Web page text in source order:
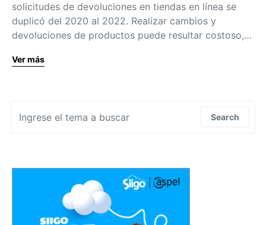
solicitudes de devoluciones en tiendas en línea se
duplicó del 2020 al 2022. Realizar cambios y
devoluciones de productos puede resultar costoso,…
Ver más
Search